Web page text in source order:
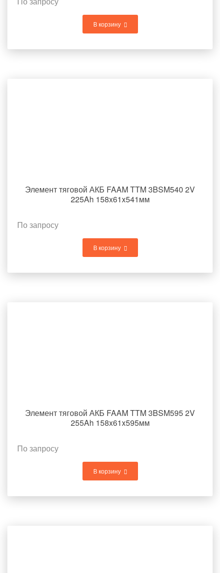
В корзину
Элемент тяговой АКБ FAAM TTM 3BSM540 2V
225Ah 158x61x541мм
По запросу
В корзину
Элемент тяговой АКБ FAAM TTM 3BSM595 2V
255Ah 158x61x595мм
По запросу
В корзину